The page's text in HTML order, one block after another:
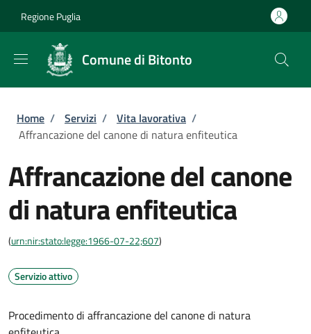
Regione Puglia
Comune di Bitonto
Briciole di pane
Home / Servizi / Vita lavorativa /
Affrancazione del canone di natura enfiteutica
Affrancazione del canone
di natura enfiteutica
(urn:nir:stato:legge:1966-07-22;607)
Servizio attivo
Procedimento di affrancazione del canone di natura